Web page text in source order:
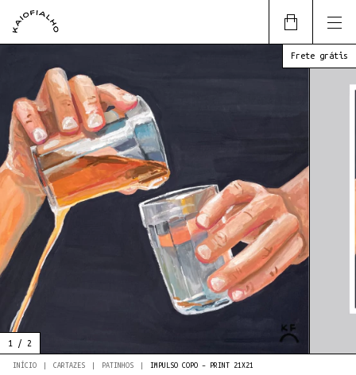
Frete grátis
1 / 2
INÍCIO CARTAZES PATINHOS IMPULSO COPO – PRINT 21X21